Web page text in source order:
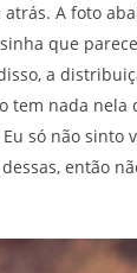
A foto
que
a
tem nada nela
só não sinto
então